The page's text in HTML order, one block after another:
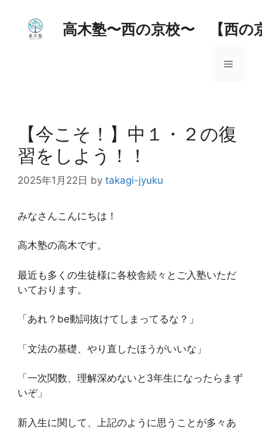
高木塾〜西の京校〜 【西の
メ
ュ
【今こそ！】中１・２の復
習をしよう！！
2025年1月22日 by takagi-jyuku
みなさんこんにちは！
高木塾の高木です。
最近も多くの生徒様に各校舎続々とご入塾いただ
いております。
「あれ？be動詞抜けてしまってるな？」
「文法の基礎、やり直したほうがいいな」
「一次関数、理解深めないと3年生になったらまず
いぞ」
新入生に関して、上記のように思うことが多々あ